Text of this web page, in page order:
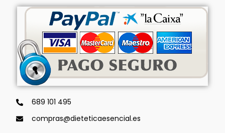
689 101 495
compras@dieteticaesencial.es